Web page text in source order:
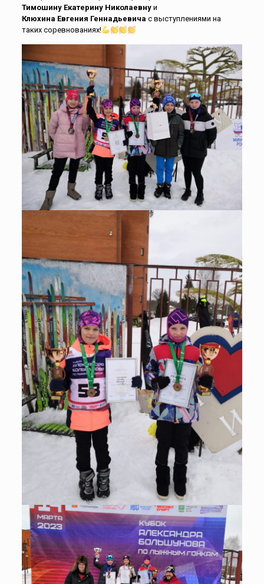
Тимошину Екатерину Николаевнуи
Клюхина Евгения Геннадьевича с выступлениями на
таких соревнованиях!